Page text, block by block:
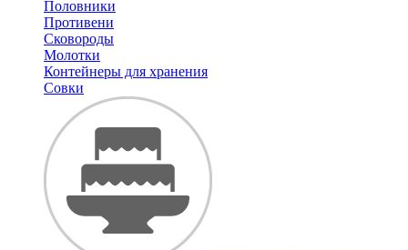
Половники
Противени
Сковороды
Молотки
Контейнеры для хранения
Совки